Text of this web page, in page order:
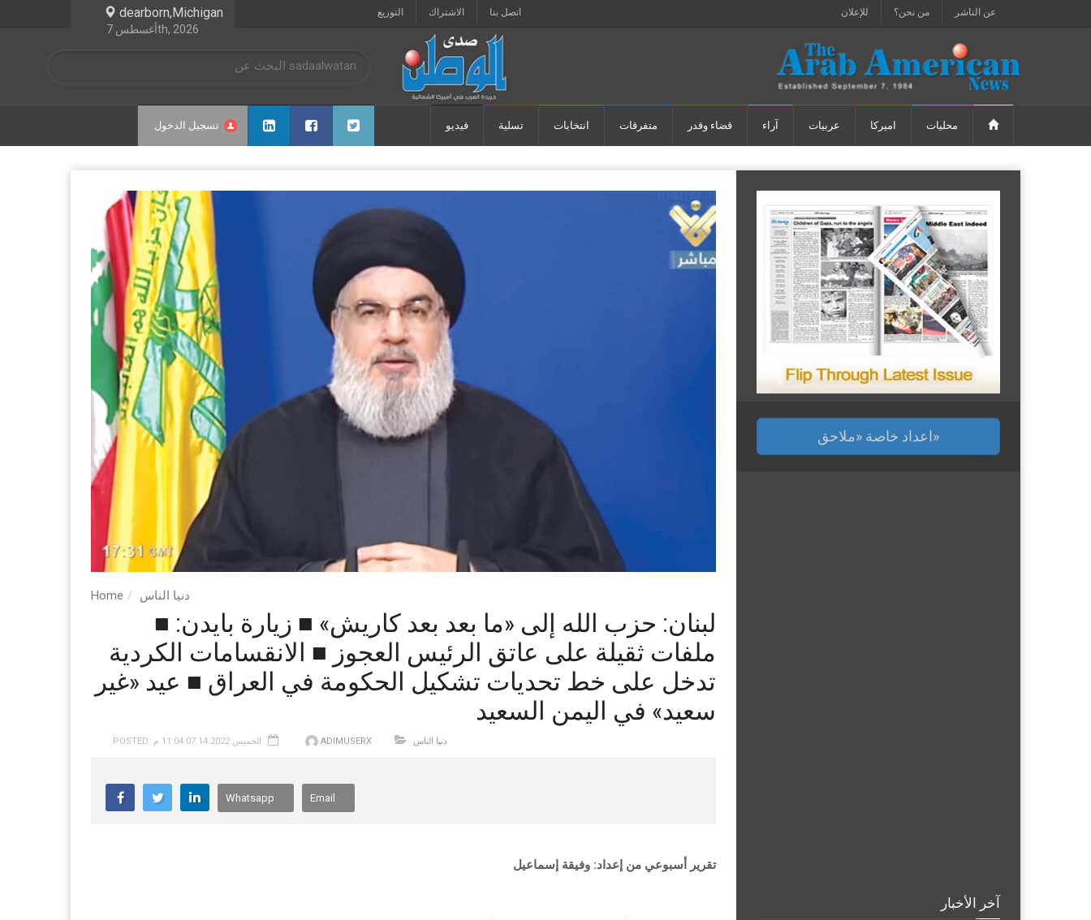
dearborn,Michigan
أغسطس 7th, 2026
اتصل بنا الاشتراك التوزيع عن الناشر من نحن؟ للإعلان
تسجيل الدخول محليات اميركا عربيات آراء قضاء وقدر متفرقات انتخابات تسلية فيديو
Home دنيا الناس
■ لبنان: حزب الله إلى «ما بعد بعد كاريش» ■ زيارة بايدن:
ملفات ثقيلة على عاتق الرئيس العجوز ■ الانقسامات الكردية
تدخل على خط تحديات تشكيل الحكومة في العراق ■ عيد «غير
سعيد» في اليمن السعيد
POSTED: الخميس 07.14.2022 11:04 م ADIMUSERX دنيا الناس
Whatsapp Email
تقرير أسبوعي من إعداد: وفيقة إسماعيل
اعداد خاصة «ملاحق»
آخر الأخبار